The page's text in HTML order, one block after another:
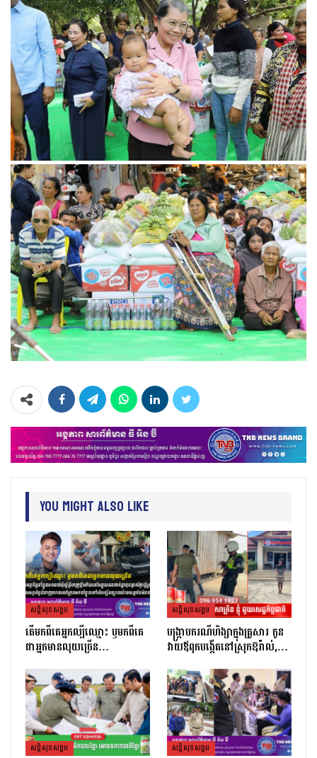
You Might Also Like
សន្តិសុខសង្គម
តេីមកពីគេអ្នកល្បីឈ្មោះ​ ឫមកពីគេ
ជាអ្នកមានលុយច្រេីន​…
សន្តិសុខសង្គម
បង្ក្រាបករណីហិង្សាក្នុងគ្រួសារ កូន
វាយឪពុកបង្កើតនៅស្រុកឱរ៉ាល់,…
សន្តិសុខសង្គម សន្តិសុខសង្គម